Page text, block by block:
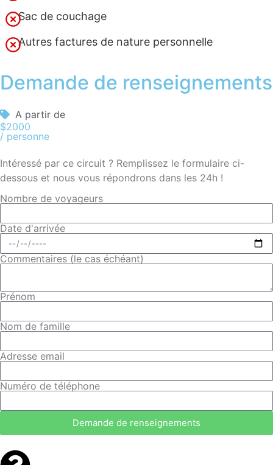
Sac de couchage
Autres factures de nature personnelle
Demande de renseignements
A partir de
$2000
/ personne
Intéressé par ce circuit ? Remplissez le formulaire ci-
dessous et nous vous répondrons dans les 24h !
Nombre de voyageurs
Date d'arrivée
Commentaires (le cas échéant)
Prénom
Nom de famille
Adresse email
Numéro de téléphone
Demande de renseignements